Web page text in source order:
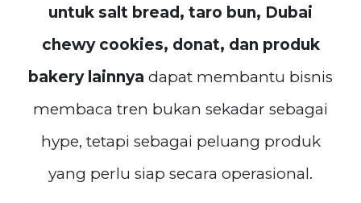
untuk salt bread, taro bun, Dubai
chewy cookies, donat, dan produk
bakery lainnya dapat membantu bisnis
membaca tren bukan sekadar sebagai
hype, tetapi sebagai peluang produk
yang perlu siap secara operasional.